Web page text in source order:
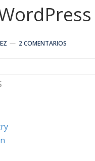
2 COMENTARIOS